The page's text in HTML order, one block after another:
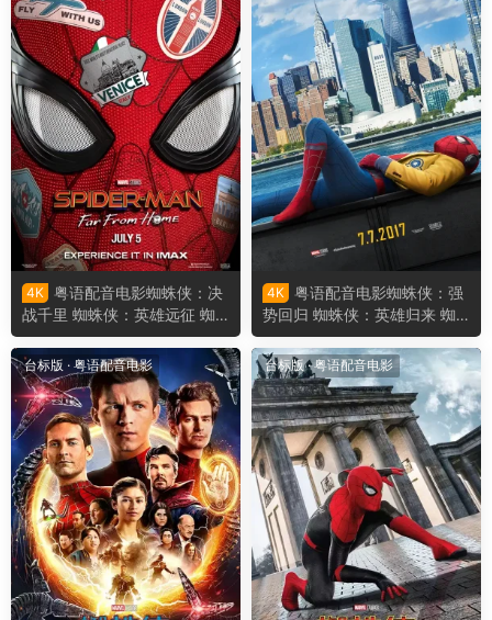
4K 粤语配音电影蜘蛛侠：决
战千里 蜘蛛侠：英雄远征 蜘
蛛人：离家日 Spider-Man: Fa
r from Home
4K 粤语配音电影蜘蛛侠：强
势回归 蜘蛛侠：英雄归来 蜘
蛛人：返校日 Spider-Man: H
omecoming
台标版 · 粤语配音电影 台标版·粤语配音电影